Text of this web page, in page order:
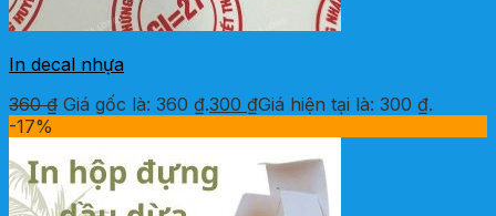
In decal nhựa
360₫ Giá gốc là: 360 ₫.300 ₫Giá hiện tại là: 300 ₫.
-17%